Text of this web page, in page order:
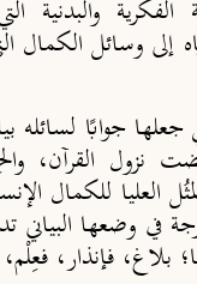
والبدنية
إلى وسائل الكمال
جعلها جوابًا
نزول القرآن،
العليا للكمال
في وضعها البياني
فإنذار،